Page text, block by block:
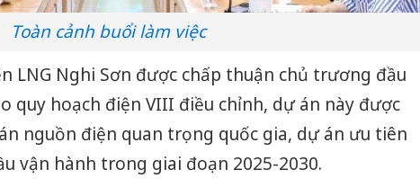
Toàn cảnh buổi làm việc
LNG Nghi Sơn được chấp thuận chủ trương đầu
quy hoạch điện VIII điều chỉnh, dự án này được
nguồn điện quan trọng quốc gia, dự án ưu tiên
vận hành trong giai đoạn 2025-2030.